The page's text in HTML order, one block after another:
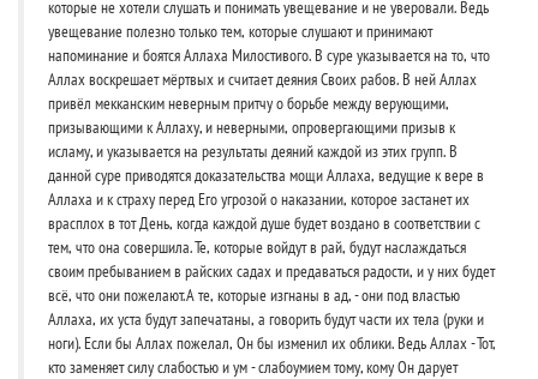
которые не хотели слушать и понимать увещевание и не уверовали. Ведь
увещевание полезно только тем, которые слушают и принимают
напоминание и боятся Аллаха Милостивого. В суре указывается на то, что
Аллах воскрешает мёртвых и считает деяния Своих рабов. В ней Аллах
привёл мекканским неверным притчу о борьбе между верующими,
призывающими к Аллаху, и неверными, опровергающими призыв к
исламу, и указывается на результаты деяний каждой из этих групп. В
данной суре приводятся доказательства мощи Аллаха, ведущие к вере в
Аллаха и к страху перед Его угрозой о наказании, которое застанет их
врасплох в тот День, когда каждой душе будет воздано в соответствии с
тем, что она совершила. Те, которые войдут в рай, будут наслаждаться
своим пребыванием в райских садах и предаваться радости, и у них будет
всё, что они пожелают. А те, которые изгнаны в ад, - они под властью
Аллаха, их уста будут запечатаны, а говорить будут части их тела (руки и
ноги). Если бы Аллах пожелал, Он бы изменил их облики. Ведь Аллах - Тот,
кто заменяет силу слабостью и ум - слабоумием тому, кому Он дарует